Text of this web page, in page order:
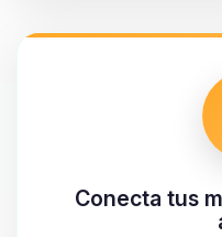
Conecta tus